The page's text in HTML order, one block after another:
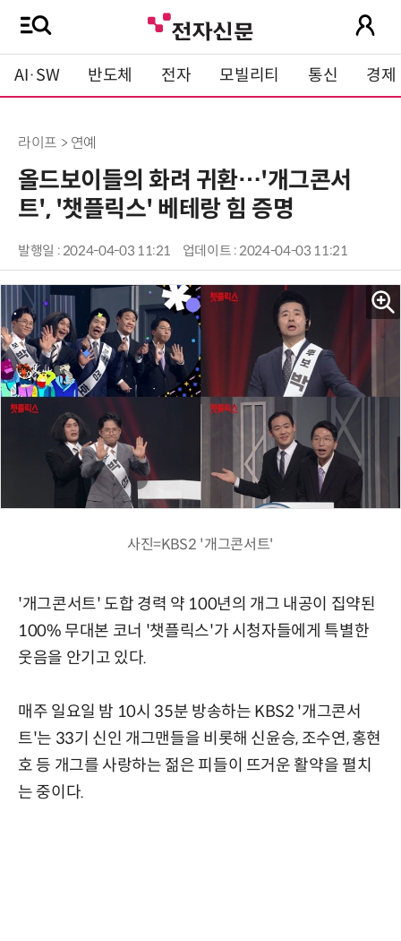
AI·SW 반도체 전자 모빌리티 통신 경제
라이프 > 연예
올드보이들의 화려 귀환…'개그콘서
트', '챗플릭스' 베테랑 힘 증명
발행일 : 2024-04-03 11:21 업데이트 : 2024-04-03 11:21
사진=KBS2 '개그콘서트'
'개그콘서트' 도합 경력 약 100년의 개그 내공이 집약된
100% 무대본 코너 '챗플릭스'가 시청자들에게 특별한
웃음을 안기고 있다.
매주 일요일 밤 10시 35분 방송하는 KBS2 '개그콘서
트'는 33기 신인 개그맨들을 비롯해 신윤승, 조수연, 홍현
호 등 개그를 사랑하는 젊은 피들이 뜨거운 활약을 펼치
는 중이다.